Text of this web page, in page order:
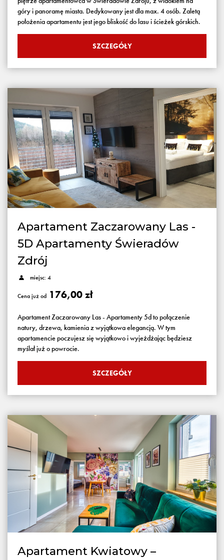
góry i panoramę miasta. Dedykowany jest dla max. 4 osób. Zaletą
położenia apartamentu jest jego bliskość do lasu i ścieżek górskich.
SZCZEGÓŁY
Apartament Zaczarowany Las -
5D Apartamenty Świeradów
Zdrój
miejsc: 4
Cena już od 176,00 zł
Apartament Zaczarowany Las - Apartamenty 5d to połączenie
natury, drzewa, kamienia z wyjątkowa elegancją. W tym
apartamencie poczujesz się wyjątkowo i wyjeżdżając będziesz
myślał już o powrocie.
SZCZEGÓŁY
Apartament Kwiatowy –